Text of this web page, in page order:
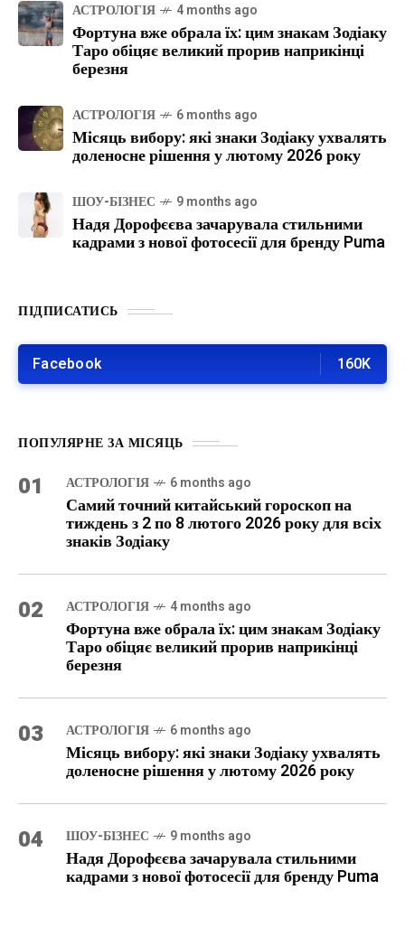
АСТРОЛОГІЯ 4 months ago
Фортуна вже обрала їх: цим знакам Зодіаку
Таро обіцяє великий прорив наприкінці
березня
АСТРОЛОГІЯ 6 months ago
Місяць вибору: які знаки Зодіаку ухвалять
доленосне рішення у лютому 2026 року
ШОУ-БІЗНЕС 9 months ago
Надя Дорофєєва зачарувала стильними
кадрами з нової фотосесії для бренду Puma
ПІДПИСАТИСЬ
Facebook 160K
ПОПУЛЯРНЕ ЗА МІСЯЦЬ
01 АСТРОЛОГІЯ 6 months ago
Самий точний китайський гороскоп на
тиждень з 2 по 8 лютого 2026 року для всіх
знаків Зодіаку
02 АСТРОЛОГІЯ 4 months ago
Фортуна вже обрала їх: цим знакам Зодіаку
Таро обіцяє великий прорив наприкінці
березня
03 АСТРОЛОГІЯ 6 months ago
Місяць вибору: які знаки Зодіаку ухвалять
доленосне рішення у лютому 2026 року
04 ШОУ-БІЗНЕС 9 months ago
Надя Дорофєєва зачарувала стильними
кадрами з нової фотосесії для бренду Puma